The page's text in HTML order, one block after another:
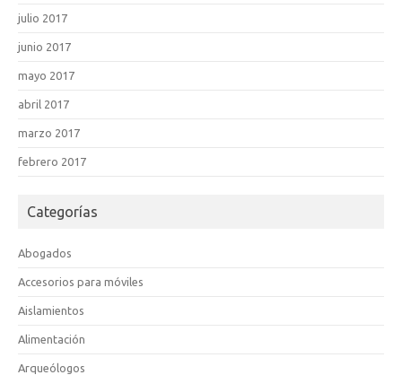
julio 2017
junio 2017
mayo 2017
abril 2017
marzo 2017
febrero 2017
Categorías
Abogados
Accesorios para móviles
Aislamientos
Alimentación
Arqueólogos